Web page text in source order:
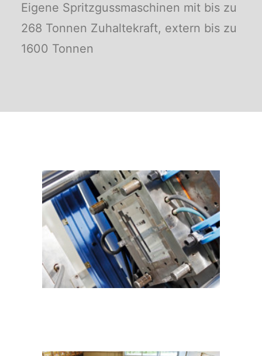
Eigene Spritzgussmaschinen mit bis zu
268 Tonnen Zuhaltekraft, extern bis zu
1600 Tonnen